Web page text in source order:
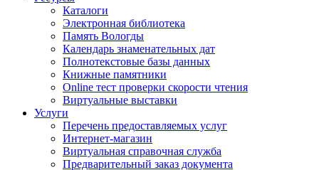
Каталоги
Электронная библиотека
Память Вологды
Календарь знаменательных дат
Полнотекстовые базы данных
Книжные памятники
Online тест проверки скорости чтения
Виртуальные выставки
Услуги
Перечень предоставляемых услуг
Интернет-магазин
Виртуальная справочная служба
Предварительный заказ документа